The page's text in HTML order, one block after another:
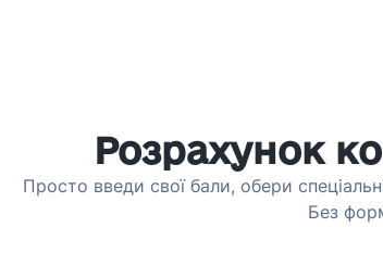
Розрахунок
Просто введи свої бали, обери
Без